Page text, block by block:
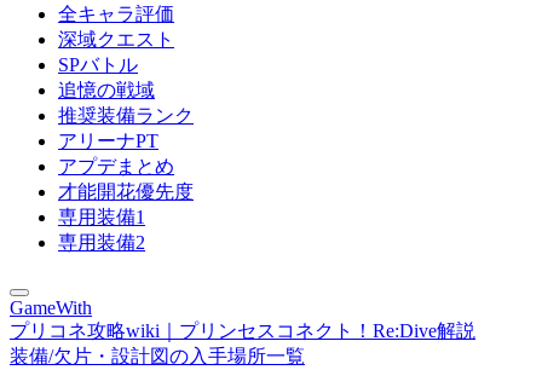
全キャラ評価
深域クエスト
SPバトル
追憶の戦域
推奨装備ランク
アリーナPT
アプデまとめ
才能開花優先度
専用装備1
専用装備2
GameWith
プリコネ攻略wiki｜プリンセスコネクト！Re:Dive解説
装備/欠片・設計図の入手場所一覧